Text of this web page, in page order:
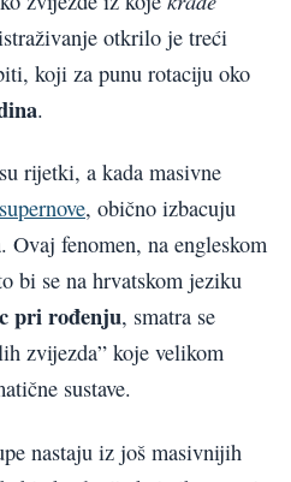
otkrilo je treći
koji za punu rotaciju oko
.
rijetki, a kada masivne
supernove, obično izbacuju
Ovaj fenomen, na engleskom
bi se na hrvatskom jeziku
pri rođenju, smatra se
zvijezda” koje velikom
sustave.
nastaju iz još masivnijih